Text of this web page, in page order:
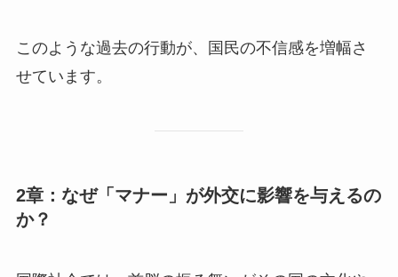
このような過去の行動が、国民の不信感を増幅さ
せています。
2章：なぜ「マナー」が外交に影響を与えるの
か？